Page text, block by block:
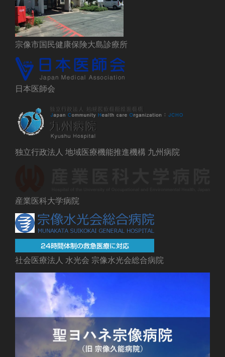
宗像市国民健康保険大島診療所
日本医師会
独立行政法人 地域医療機能推進機構 九州病院
産業医科大学病院
社会医療法人 水光会 宗像水光会総合病院